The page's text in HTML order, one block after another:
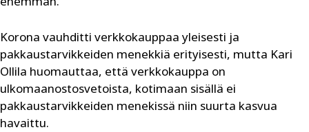
Korona vauhditti verkkokauppaa yleisesti ja
pakkaustarvikkeiden menekkiä erityisesti, mutta Kari
Ollila huomauttaa, että verkkokauppa on
ulkomaanostosvetoista, kotimaan sisällä ei
pakkaustarvikkeiden menekissä niin suurta kasvua
havaittu.